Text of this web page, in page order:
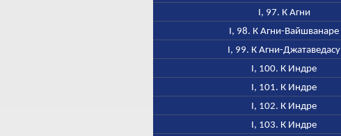
I, 97. К Агни
I, 98. К Агни-Вайшванаре
I, 99. К Агни-Джатаведасу
I, 100. К Индре
I, 101. К Индре
I, 102. К Индре
I, 103. К Индре